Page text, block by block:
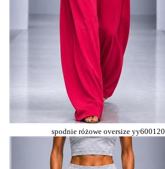
spodnie różowe oversize yy600120